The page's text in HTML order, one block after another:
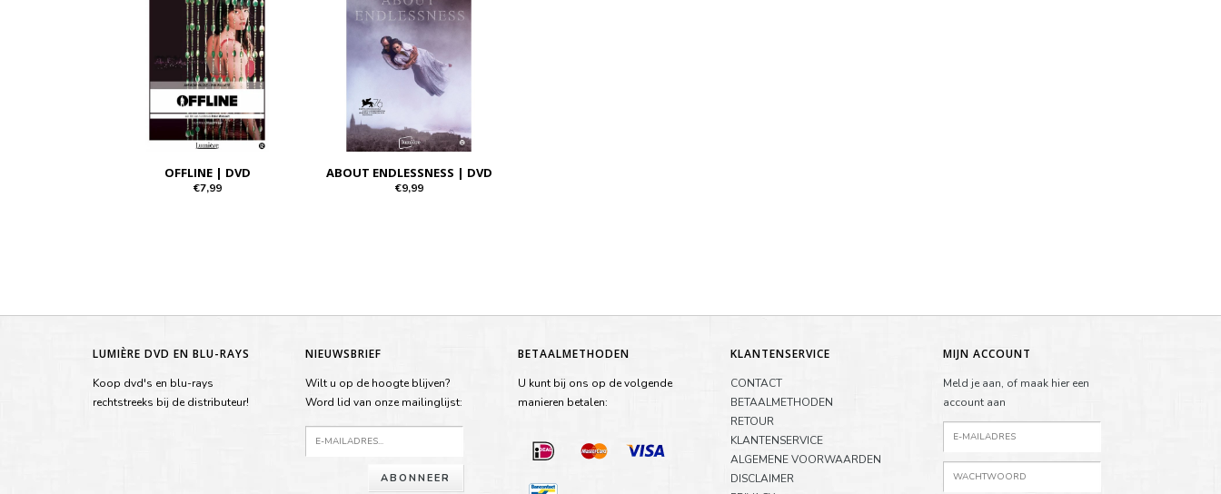
OFFLINE | DVD
€7,99
ABOUT ENDLESSNESS | DVD
€9,99
LUMIÈRE DVD EN BLU-RAYS
Koop dvd's en blu-rays
rechtstreeks bij de distributeur!
NIEUWSBRIEF
Wilt u op de hoogte blijven?
Word lid van onze mailinglijst:
ABONNEER
BETAALMETHODEN
U kunt bij ons op de volgende
manieren betalen:
KLANTENSERVICE
CONTACT
BETAALMETHODEN
RETOUR
KLANTENSERVICE
ALGEMENE VOORWAARDEN
DISCLAIMER
MIJN ACCOUNT
Meld je aan, of maak hier een
account aan